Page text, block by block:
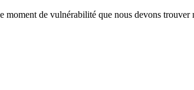
de vulnérabilité que nous devons